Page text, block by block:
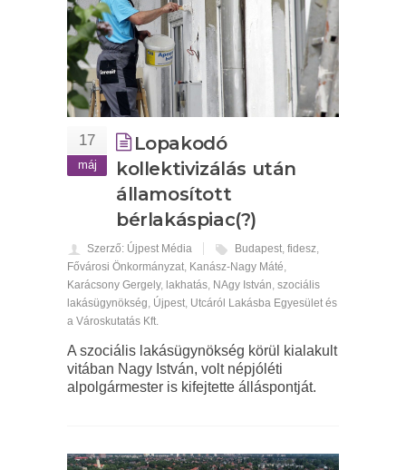
17
máj
Lopakodó
kollektivizálás után
államosított
bérlakáspiac(?)
Szerző: Újpest Média Budapest, fidesz,
Fővárosi Önkormányzat, Kanász-Nagy Máté,
Karácsony Gergely, lakhatás, NAgy István, szociális
lakásügynökség, Újpest, Utcáról Lakásba Egyesület és
a Városkutatás Kft.
A szociális lakásügynökség körül kialakult
vitában Nagy István, volt népjóléti
alpolgármester is kifejtette álláspontját.